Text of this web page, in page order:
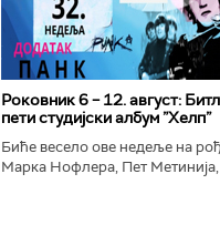
Роковник 6 – 12. август:
пети студијски албум ”Хелп”
Биће весело ове недеље на
Марка Нофлера, Пет Метинија,